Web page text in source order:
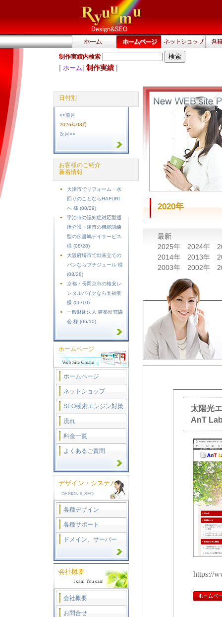
制作実績内検索
| ホーム| 制作実績 |
2020年
最新
2025年
2024年
2014年
2013年
2003年
2002年
太陽光
AnT
https://
日付別
<<前月
2026年08月
次月>>
お客様のご紹介
新着情報
大津市でリフォーム・水
回りのことならHAFURI
へ 様 (08/29)
宇治市の認知症対応型通
所介護・津市の機能訓練
型の伝書鳩デイサービス
様 (08/28)
大阪府堺市で出来立ての
パンならプチジュール 様
(08/28)
京都・長岡京市の格安レ
ンタルバイクなら五福堂
様 (06/10)
一般財団法人 建築研究協
会 様 (06/10)
ホームページ
ホームページ
ネットショップ
SEO検索エンジン対策
流れ
料金一覧
よくあるご質問
デザイン・システム
各種デザイン
各種サポート
ドメイン、サーバー
会社概要
会社概要
お問合せ